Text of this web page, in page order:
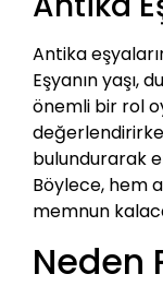
Antika
Eşyanın yaşı,
önemli bir rol
bulundurarak
Böylece, hem
memnun
Neden